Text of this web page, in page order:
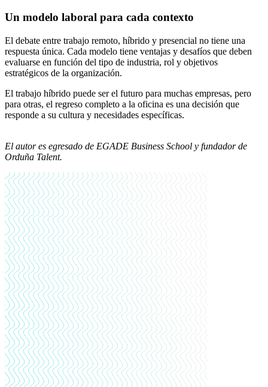
Un modelo laboral para cada contexto
El debate entre trabajo remoto, híbrido y presencial no tiene una
respuesta única. Cada modelo tiene ventajas y desafíos que deben
evaluarse en función del tipo de industria, rol y objetivos
estratégicos de la organización.
El trabajo híbrido puede ser el futuro para muchas empresas, pero
para otras, el regreso completo a la oficina es una decisión que
responde a su cultura y necesidades específicas.
El autor es egresado de EGADE Business School y fundador de
Orduña Talent.